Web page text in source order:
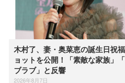
木村了、妻・奥菜恵の誕生日祝
ョットを公開！「素敵な家族」
ブラブ」と反響
2026年8月7日